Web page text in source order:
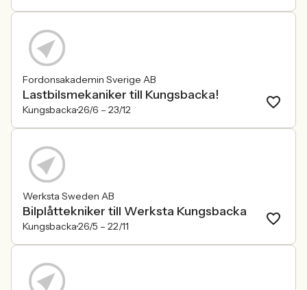
Fordonsakademin Sverige AB
Lastbilsmekaniker till Kungsbacka!
Kungsbacka26/6 – 23/12
Werksta Sweden AB
Bilplåttekniker till Werksta Kungsbacka
Kungsbacka26/5 – 22/11